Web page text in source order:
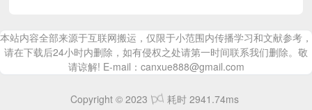
本站内容全部来源于互联网搬运，仅限于小范围内传播学习和文献参考，
请在下载后24小时内删除，如有侵权之处请第一时间联系我们删除。敬
请谅解! E-mail：canxue888@gmail.com
Copyright © 2023 耗时 2941.74ms